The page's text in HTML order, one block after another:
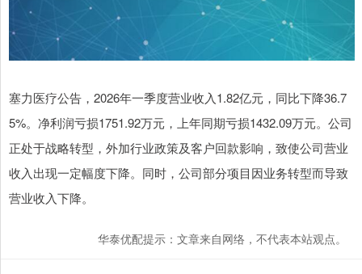
塞力医疗公告，2026年一季度营业收入1.82亿元，同比下降36.7
5%。净利润亏损1751.92万元，上年同期亏损1432.09万元。公司
正处于战略转型，外加行业政策及客户回款影响，致使公司营业
收入出现一定幅度下降。同时，公司部分项目因业务转型而导致
营业收入下降。
华泰优配提示：文章来自网络，不代表本站观点。